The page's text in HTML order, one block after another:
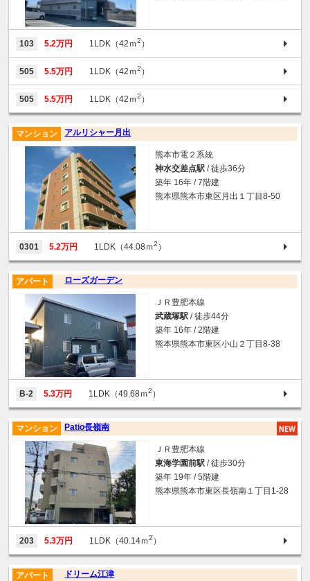
103 5.2万円 1LDK（42ｍ2 ）
505 5.5万円 1LDK（42ｍ2 ）
505 5.5万円 1LDK（42ｍ2 ）
アルリシャー月出
マンション
熊本市電２系統
神水交差点駅 / 徒歩36分
築年 16年 / 7階建
熊本県熊本市東区月出１丁目8-50
0301 5.2万円 1LDK（44.08ｍ2 ）
ローズガーデン
アパート
ＪＲ豊肥本線
武蔵塚駅 / 徒歩44分
築年 16年 / 2階建
熊本県熊本市東区小山２丁目8-38
B-2 5.3万円 1LDK（49.68ｍ2 ）
Patio長嶺南
マンション
ＪＲ豊肥本線
東海学園前駅 / 徒歩30分
築年 19年 / 5階建
熊本県熊本市東区長嶺南１丁目1-28
203 5.3万円 1LDK（40.14ｍ2 ）
ドリーム江津
アパート